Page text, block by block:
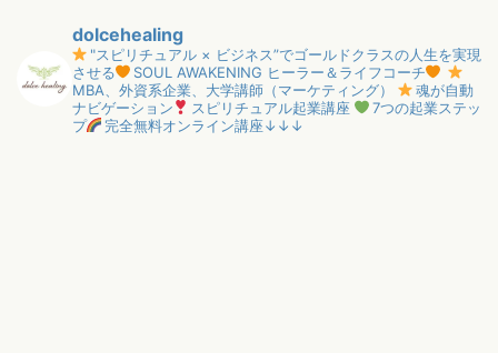
dolcehealing
"スピリチュアル × ビジネス”でゴールドクラスの人生を実現
させる
SOUL AWAKENING ヒーラー＆ライフコーチ
MBA、外資系企業、大学講師（マーケティング）
魂が自動
ナビゲーション
スピリチュアル起業講座
7つの起業ステッ
プ
完全無料オンライン講座↓↓↓